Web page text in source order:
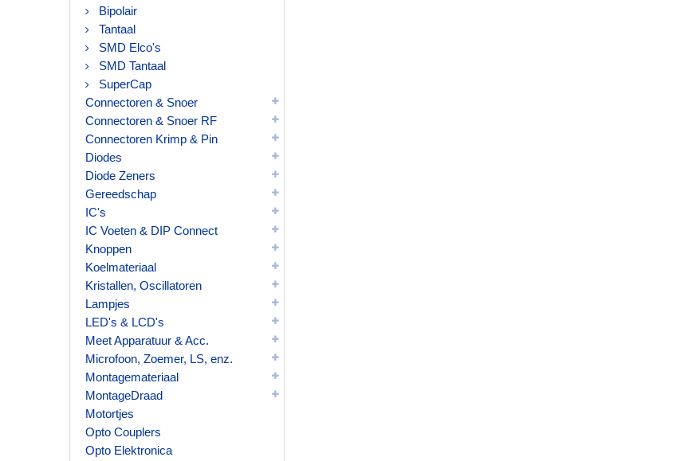
Bipolair
Tantaal
SMD Elco's
SMD Tantaal
SuperCap
Connectoren & Snoer
Connectoren & Snoer RF
Connectoren Krimp & Pin
Diodes
Diode Zeners
Gereedschap
IC's
IC Voeten & DIP Connect
Knoppen
Koelmateriaal
Kristallen, Oscillatoren
Lampjes
LED's & LCD's
Meet Apparatuur & Acc.
Microfoon, Zoemer, LS, enz.
Montagemateriaal
MontageDraad
Motortjes
Opto Couplers
Opto Elektronica